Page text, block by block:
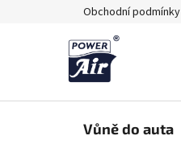
Obchodní podmínky
Vůně do auta